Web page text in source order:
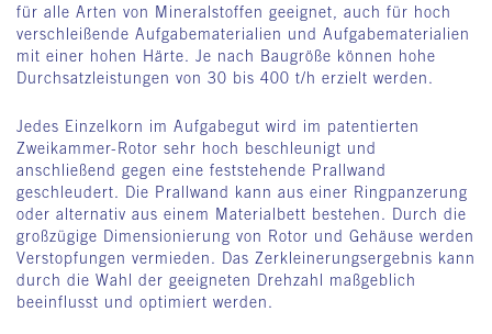
für alle Arten von Mineralstoffen geeignet, auch für hoch
verschleißende Aufgabematerialien und Aufgabematerialien
mit einer hohen Härte. Je nach Baugröße können hohe
Durchsatzleistungen von 30 bis 400 t/h erzielt werden.
Jedes Einzelkorn im Aufgabegut wird im patentierten
Zweikammer-Rotor sehr hoch beschleunigt und
anschließend gegen eine feststehende Prallwand
geschleudert. Die Prallwand kann aus einer Ringpanzerung
oder alternativ aus einem Materialbett bestehen. Durch die
großzügige Dimensionierung von Rotor und Gehäuse werden
Verstopfungen vermieden. Das Zerkleinerungsergebnis kann
durch die Wahl der geeigneten Drehzahl maßgeblich
beeinflusst und optimiert werden.